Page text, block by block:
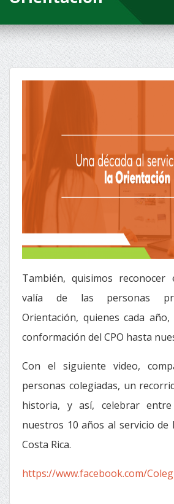
También, quisimos
valía de las personas
Orientación, quienes cada
conformación del CPO hasta
Con el siguiente video,
personas colegiadas, un
historia, y así, celebrar
nuestros 10 años al servicio de
Costa Rica.
https://www.facebook.com/